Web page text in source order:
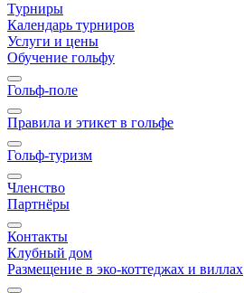
Турниры
Календарь турниров
Услуги и цены
Обучение гольфу
Гольф-поле
Правила и этикет в гольфе
Гольф-туризм
Членство
Партнёры
Контакты
Клубный дом
Размещение в эко-коттеджах и виллах